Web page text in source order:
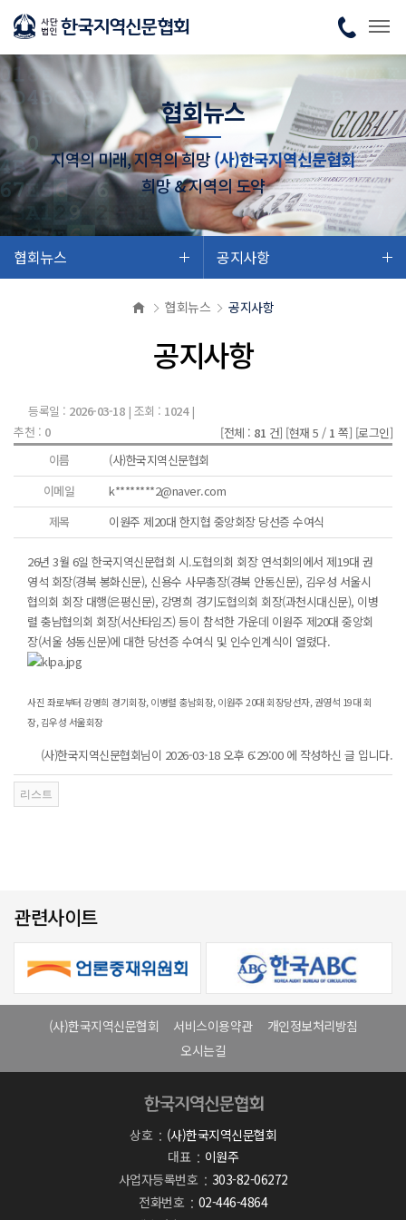
협회뉴스
지역의 미래, 지역의 희망(사)한국지역신문협회
희망 & 지역의 도약
협회뉴스 공지사항
협회뉴스 공지사항
공지사항
등록일 : 2026-03-18| 조회 : 1024|
추천 : 0 [전체 : 81 건] [현재 5 / 1 쪽] [로그인]
이름
(사)한국지역신문협회
이메일
k********2@naver.com
제목
이원주 제20대 한지협 중앙회장 당선증 수여식
26년 3월 6일 한국지역신문협회 시.도협의회 회장 연석회의에서 제19대 권
영석 회장(경북 봉화신문), 신용수 사무총장(경북 안동신문), 김우성 서울시
협의회 회장 대행(은평신문), 강명희 경기도협의회 회장(과천시대신문), 이병
렬 충남협의회 회장(서산타임즈) 등이 참석한 가운데 이원주 제20대 중앙회
장(서울 성동신문)에 대한 당선증 수여식 및 인수인계식이 열렸다.
사진 좌로부터 강명희 경기회장, 이병렬 충남회장, 이원주 20대 회장당선자, 권영석 19대 회
장, 김우성 서울회장
(사)한국지역신문협회님이 2026-03-18 오후 6:29:00 에 작성하신 글 입니다.
관련사이트
(사)한국지역신문협회 서비스이용약관
개인정보처리방침
오시는길
상호
(사)한국지역신문협회
대표
이원주
사업자등록번호
303-82-06272
전화번호
02-446-4864